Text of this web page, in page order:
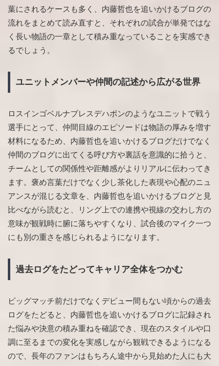
葉にされるケースも多く、内藤哲也を追いかけるブログの
流れをまとめて読み直すと、それぞれの試合が単発ではな
く長い物語の一章として積み重なっていることを実感でき
るでしょう。
ユニットメンバーや仲間の記述から広がる世界
ロスインゴベルナブレスデハポンのようなユニットで戦う
選手にとって、仲間目線のエピソードは物語の厚みを増す
材料になるため、内藤哲也を追いかけるブログだけでなく
仲間のブログに出てくる呼び方や裏話を意識的に拾うと、
チームとしての関係性や距離感がよりリアルに伝わってき
ます。褒め言葉だけでなく少し茶化した表現や心配のニュ
アンスが混じる文章を、内藤哲也を追いかけるブログと見
比べながら読むと、リング上での連携や視線の交わし方の
意味が観戦時に腑に落ちやすくなり、試合後のマイク一つ
にも別の重さを感じられるようになります。
過去ログをたどってキャリア全体をつかむ
ビッグマッチ前だけでなくデビュー間もない頃からの過去
ログをたどると、内藤哲也を追いかけるブログに記録され
た悩みや決意の積み重ねを確認でき、現在のスタイルや口
調に至るまでの変化を実感しながら観戦できるようになる
ので、長年のファンはもちろん途中から見始めた人にも大